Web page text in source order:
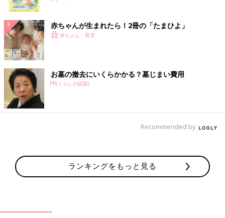
赤ちゃんが生まれたら！2冊の「たまひよ」
赤ちゃん・育児
お墓の撤去にいくらかかる？墓じまい費用
PR(くらしの話題)
Recommended by
ランキングをもっと見る